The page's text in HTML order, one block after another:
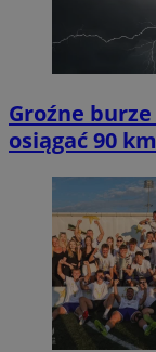
Groźne
osiągać 90